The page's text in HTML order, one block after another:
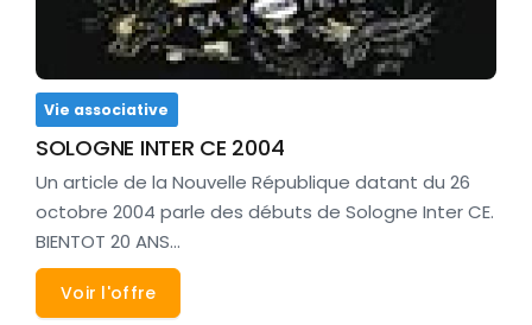
Vie associative
SOLOGNE INTER CE 2004
Un article de la Nouvelle République datant du 26
octobre 2004 parle des débuts de Sologne Inter CE.
BIENTOT 20 ANS…
Voir l'offre